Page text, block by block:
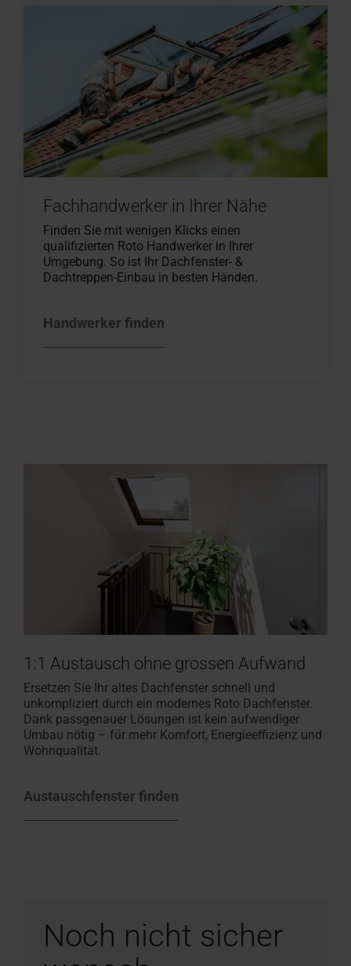
Fachhandwerker in Ihrer Nähe
Finden Sie mit wenigen Klicks einen
qualifizierten Roto Handwerker in Ihrer
Umgebung. So ist Ihr Dachfenster- &
Dachtreppen-Einbau in besten Händen.
Handwerker finden
1:1 Austausch ohne grossen Aufwand
Ersetzen Sie Ihr altes Dachfenster schnell und
unkompliziert durch ein modernes Roto Dachfenster.
Dank passgenauer Lösungen ist kein aufwendiger
Umbau nötig – für mehr Komfort, Energieeffizienz und
Wohnqualität.
Austauschfenster finden
Noch nicht sicher